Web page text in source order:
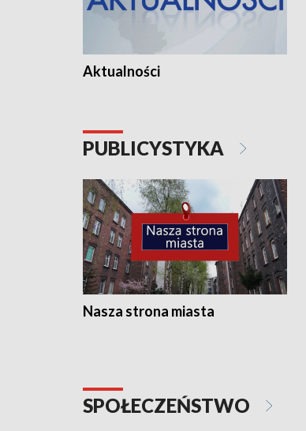
Aktualności
PUBLICYSTYKA
Nasza strona miasta
SPOŁECZEŃSTWO